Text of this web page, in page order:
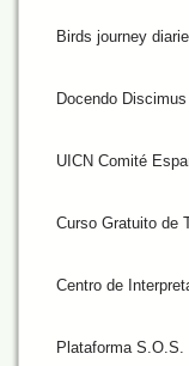
Birds journey
Docendo Discimus
UICN Comité
Curso Gratuito de
Centro de
Plataforma S.O.S.